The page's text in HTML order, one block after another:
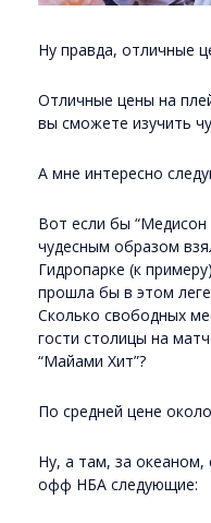
Ну правда, отличные
Отличные цены на
вы сможете изучить
А мне интересно
Вот если бы “Медисон
чудесным образом
Гидропарке (к
прошла бы в этом
Сколько свободных
гости столицы на
“Майами Хит”?
По средней цене
Ну, а там, за
офф НБА следующие: